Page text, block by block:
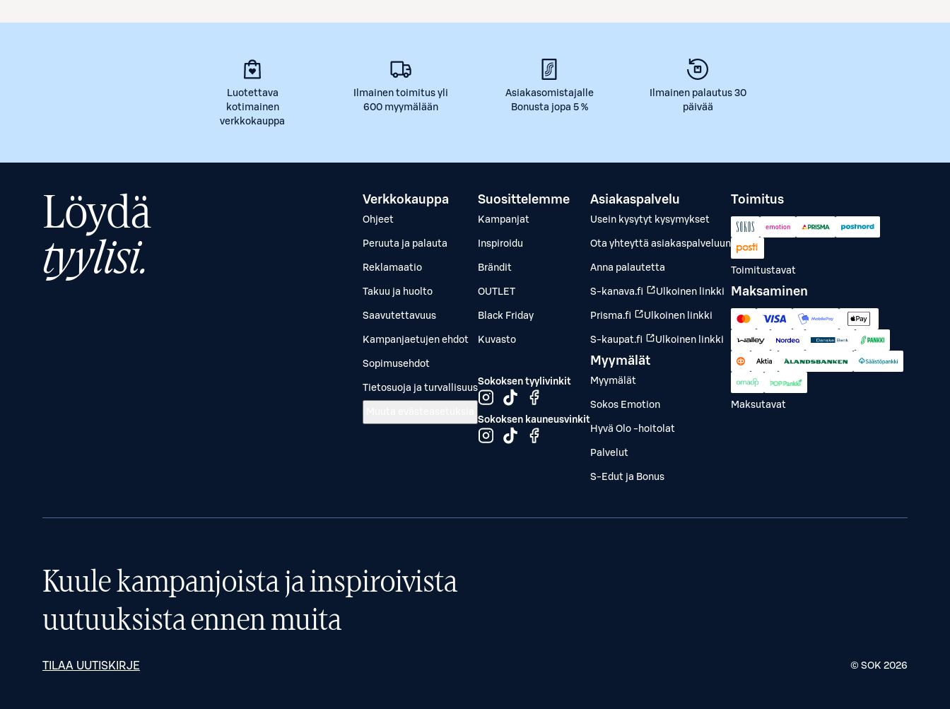
Luotettava
kotimainen
verkkokauppa
Ilmainen toimitus yli
600 myymälään
Asiakasomistajalle
Bonusta jopa 5 %
Ilmainen palautus 30
päivää
Löydä
tyylisi.
Verkkokauppa
Ohjeet
Peruuta ja palauta
Reklamaatio
Takuu ja huolto
Saavutettavuus
Kampanjaetujen ehdot
Sopimusehdot
Tietosuoja ja turvallisuus
Suosittelemme
Kampanjat
Inspiroidu
Brändit
OUTLET
Black Friday
Kuvasto
Sokoksen tyylivinkit
Sokoksen kauneusvinkit
Asiakaspalvelu
Usein kysytyt kysymykset
Ota yhteyttä asiakaspalveluun
Anna palautetta
S-kanava.fi Ulkoinen linkki
Prisma.fi Ulkoinen linkki
S-kaupat.fi Ulkoinen linkki
Myymälät
Myymälät
Sokos Emotion
Hyvä Olo -hoitolat
Palvelut
S-Edut ja Bonus
Toimitus
Toimitustavat
Maksaminen
Maksutavat
Kuule kampanjoista ja inspiroivista
uutuuksista ennen muita
TILAA UUTISKIRJE © SOK 2026